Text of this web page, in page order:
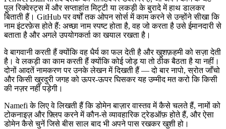
पुल रिक्वेस्ट्स में और सप्ताहांत मिट्टी या लकड़ी के बुरादे में हाथ डालकर
बिताती हैं। GitHub पर वर्षों तक ओपन सोर्स में काम करने से उन्होंने सीखा कि
नाम इंटरफ़ेस होते हैं: अच्छा नाम स्पष्ट होता है, वह जो करता है उसे ईमानदारी से
बताता है और अगले उपयोगकर्ता का खयाल रखता है।
वे बागवानी करती हैं क्योंकि वह धैर्य का फल देती है और खुशफ़हमी को सज़ा देती
है। वे लकड़ी का काम करती हैं क्योंकि कोई जोड़ या तो ठीक बैठता है या नहीं।
दोनों आदतें नामकरण पर उनके लेखन में दिखती हैं — दो बार नापो, स्रोत जाँचो
और किसी खुरदुरी जगह को ऊपर-ऊपर घिसकर यह उम्मीद मत करो कि किसी
की नज़र नहीं पड़ेगी।
Namefi के लिए वे लिखती हैं कि डोमेन बाज़ार वास्तव में कैसे चलते हैं, नामों को
टोकनाइज़ और फ़्लिप करने में कौन-से व्यावहारिक ट्रेडऑफ़ होते हैं, और ऐसा
डोमेन कैसे चुनें जिसे बीस साल बाद भी अपने पास रखकर खुशी हो।